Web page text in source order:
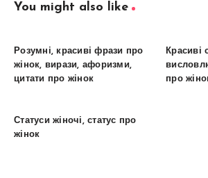
You might also like
Розумні, красиві фрази про
жінок, вирази, афоризми,
цитати про жінок
Красиві
про
Статуси жіночі, статус про
жінок